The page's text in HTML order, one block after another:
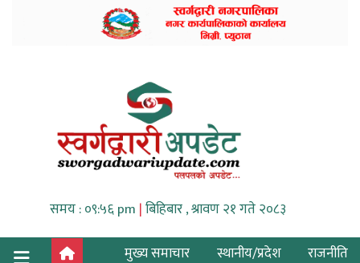
समय : ०९:५६ pm |बिहिबार , श्रावण २१ गते २०८३
मुख्य समाचार
स्थानीय/प्रदेश राजनीति